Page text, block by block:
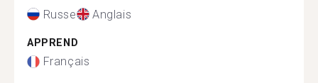
Russe Anglais
APPREND
Français